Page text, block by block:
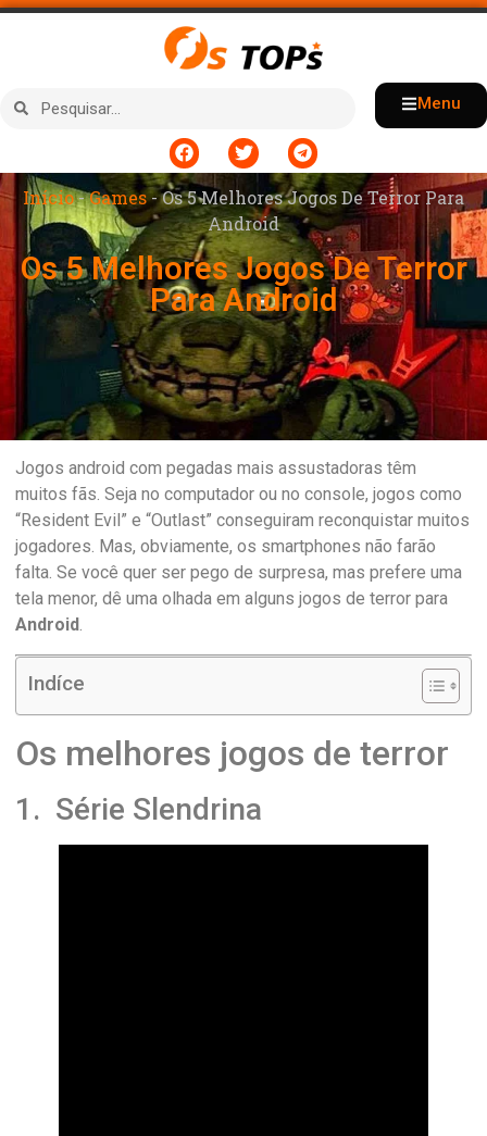
Menu
Início-Games-Os 5 Melhores Jogos De Terror Para
Android
Os 5 Melhores Jogos De Terror
Para Android
Jogos android com pegadas mais assustadoras têm
muitos fãs. Seja no computador ou no console, jogos como
“Resident Evil” e “Outlast” conseguiram reconquistar muitos
jogadores. Mas, obviamente, os smartphones não farão
falta. Se você quer ser pego de surpresa, mas prefere uma
tela menor, dê uma olhada em alguns jogos de terror para
Android.
Indíce
Os melhores jogos de terror
1. Série Slendrina